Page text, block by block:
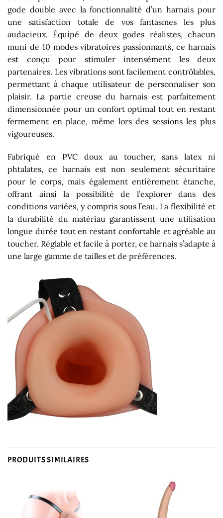
gode double avec la fonctionnalité d’un harnais pour
une satisfaction totale de vos fantasmes les plus
audacieux. Équipé de deux godes réalistes, chacun
muni de 10 modes vibratoires passionnants, ce harnais
est conçu pour stimuler intensément les deux
partenaires. Les vibrations sont facilement contrôlables,
permettant à chaque utilisateur de personnaliser son
plaisir. La partie creuse du harnais est parfaitement
dimensionnée pour un confort optimal tout en restant
fermement en place, même lors des sessions les plus
vigoureuses.
Fabriqué en PVC doux au toucher, sans latex ni
phtalates, ce harnais est non seulement sécuritaire
pour le corps, mais également entièrement étanche,
offrant ainsi la possibilité de l’explorer dans des
conditions variées, y compris sous l’eau. La flexibilité et
la durabilité du matériau garantissent une utilisation
longue durée tout en restant confortable et agréable au
toucher. Réglable et facile à porter, ce harnais s’adapte à
une large gamme de tailles et de préférences.
PRODUITS SIMILAIRES